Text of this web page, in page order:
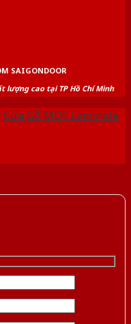
SAIGONDOOR
lượng cao tại TP Hồ Chí Minh
Cửa Gỗ MDF Laminate